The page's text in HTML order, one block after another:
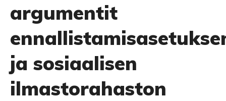
argumentit
ja sosiaalisen
ilmastorahaston